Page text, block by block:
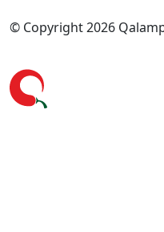
© Copyright 2026